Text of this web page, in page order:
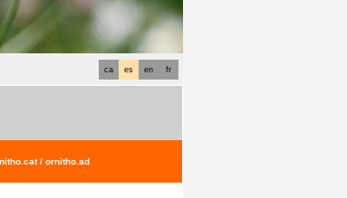
fr
en
es
ca
/ ornitho.ad